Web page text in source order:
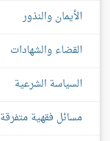
الأيمان والنذور
القضاء والشهادات
السياسة الشرعية
مسائل فقهية متفرقة